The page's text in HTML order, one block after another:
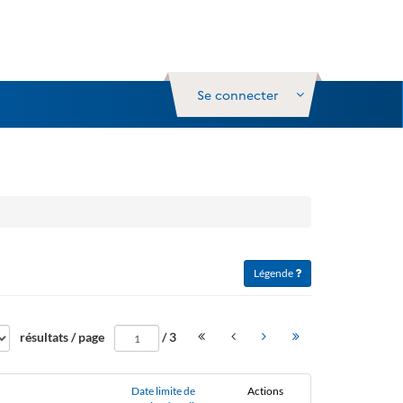
Se connecter
Légende
Aller
résultats / page /3
Date limite de
Actions